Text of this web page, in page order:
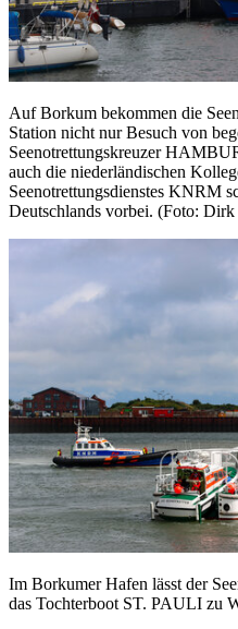
Auf Borkum bekommen die
Station nicht nur Besuch von
Seenotrettungskreuzer
auch die niederländischen
Seenotrettungsdienstes KNRM
Deutschlands vorbei. (Foto: Dirk
Im Borkumer Hafen lässt der
das Tochterboot ST. PAULI zu